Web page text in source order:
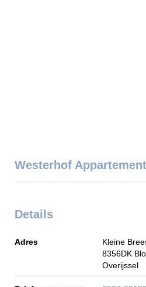
Westerhof
Details
Adres
Kleine
8356DK
Overijssel